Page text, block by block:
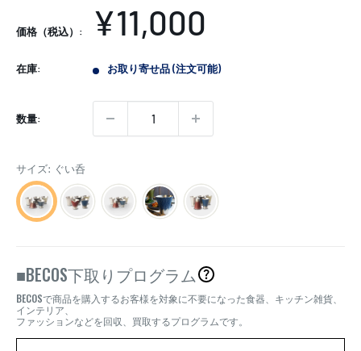
価格（税込）:
販
売
格
¥11,000
在庫: お取り寄せ品 (注文可能)
数量:
サイズ: ぐい呑
■BECOS下取りプログラム
BECOSで商品を購入するお客様を対象に不要になった食器、キッチン雑貨、
インテリア、
ファッションなどを回収、買取するプログラムです。